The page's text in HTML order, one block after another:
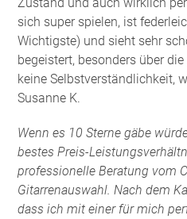
sich super spielen, ist
Wichtigste) und sieht sehr
begeistert, besonders über
keine Selbstverständlichkeit,
Susanne K.
Wenn es 10 Sterne gäbe
bestes Preis-
professionelle Beratung vom
Gitarrenauswahl. Nach dem
dass ich mit einer für mich